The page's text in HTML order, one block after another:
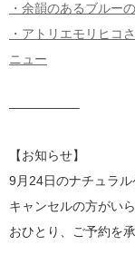
・余韻のあるブルー
・アトリエモリヒコ
ニュー
—————–
【お知らせ】
9月24日のナチュラル
キャンセルの方がい
おひとり、ご予約を承